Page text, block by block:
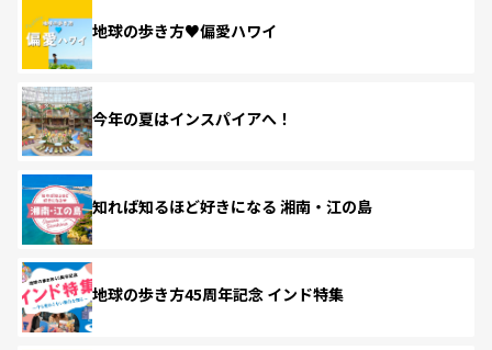
地球の歩き方♥偏愛ハワイ
今年の夏はインスパイアへ！
知れば知るほど好きになる 湘南・江の島
地球の歩き方45周年記念 インド特集